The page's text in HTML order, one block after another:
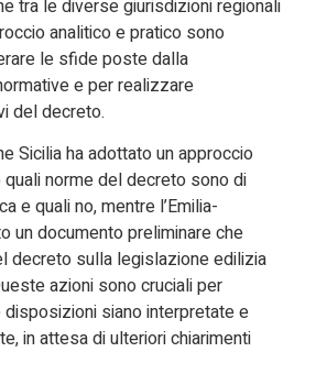
tra le diverse giurisdizioni regionali
analitico e pratico sono
le sfide poste dalla
e per realizzare
del decreto.
Sicilia ha adottato un approccio
norme del decreto sono di
e quali no, mentre l’Emilia-
un documento preliminare che
decreto sulla legislazione edilizia
azioni sono cruciali per
siano interpretate e
in attesa di ulteriori chiarimenti